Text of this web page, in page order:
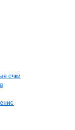
очки